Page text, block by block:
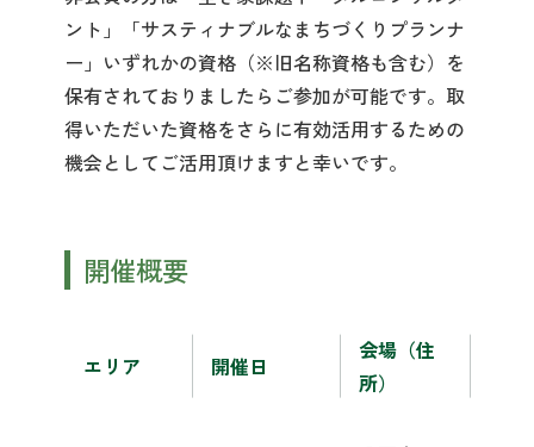
ント」「サスティナブルなまちづくりプランナ
ー」いずれかの資格（※旧名称資格も含む）を
保有されておりましたらご参加が可能です。取
得いただいた資格をさらに有効活用するための
機会としてご活用頂けますと幸いです。
開催概要
エリア 開催日
会場（住
所）